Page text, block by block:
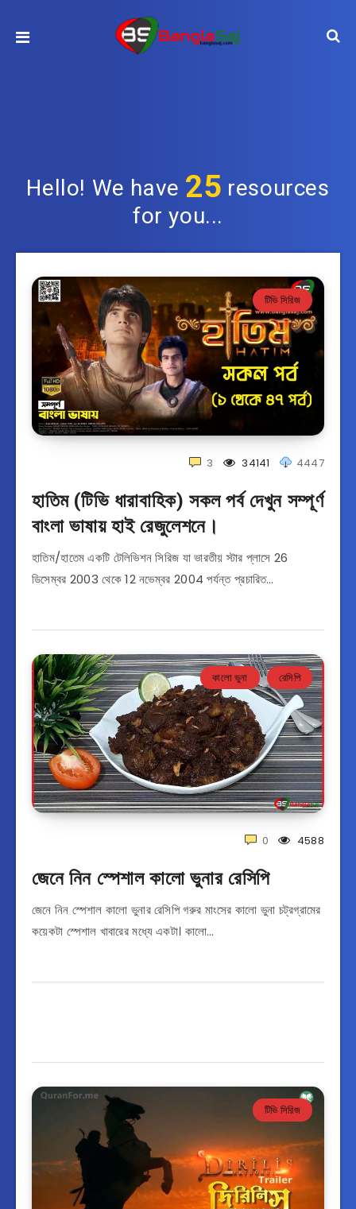
Hello! We have 25 resources
for you...
টিভি সিরিজ
4447
34141
3
হাতিম (টিভি ধারাবাহিক) সকল পর্ব দেখুন সম্পূর্ণ
বাংলা ভাষায় হাই রেজুলেশনে।
হাতিম/হাতেম একটি টেলিভিশন সিরিজ যা ভারতীয় স্টার প্লাসে 26
ডিসেম্বর 2003 থেকে 12 নভেম্বর 2004 পর্যন্ত প্রচারিত…
কালো ভুনা রেসিপি
4588
0
জেনে নিন স্পেশাল কালো ভুনার রেসিপি
জেনে নিন স্পেশাল কালো ভুনার রেসিপি গরুর মাংসের কালো ভুনা চট্রগ্রামের
কয়েকটা স্পেশাল খাবারের মধ্যে একটা। কালো…
টিভি সিরিজ